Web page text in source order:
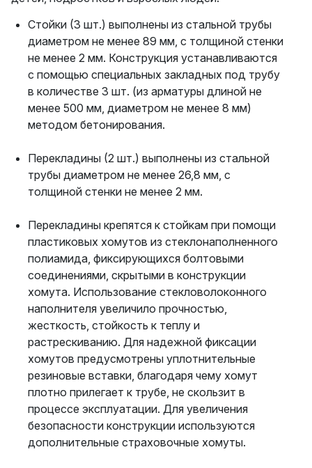
Стойки (3 шт.) выполнены из стальной трубы
диаметром не менее 89 мм, с толщиной стенки
не менее 2 мм. Конструкция устанавливаются
с помощью специальных закладных под трубу
в количестве 3 шт. (из арматуры длиной не
менее 500 мм, диаметром не менее 8 мм)
методом бетонирования.
Перекладины (2 шт.) выполнены из стальной
трубы диаметром не менее 26,8 мм, с
толщиной стенки не менее 2 мм.
Перекладины крепятся к стойкам при помощи
пластиковых хомутов из стеклонаполненного
полиамида, фиксирующихся болтовыми
соединениями, скрытыми в конструкции
хомута. Использование стекловолоконного
наполнителя увеличило прочностью,
жесткость, стойкость к теплу и
растрескиванию. Для надежной фиксации
хомутов предусмотрены уплотнительные
резиновые вставки, благодаря чему хомут
плотно прилегает к трубе, не скользит в
процессе эксплуатации. Для увеличения
безопасности конструкции используются
дополнительные страховочные хомуты.